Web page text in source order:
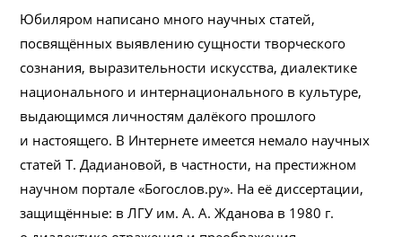
Юбиляром написано много научных статей,
посвящённых выявлению сущности творческого
сознания, выразительности искусства, диалектике
национального и интернационального в культуре,
выдающимся личностям далёкого прошлого
и настоящего. В Интернете имеется немало научных
статей Т. Дадиановой, в частности, на престижном
научном портале «Богослов.ру». На её диссертации,
защищённые: в ЛГУ им. А. А. Жданова в 1980 г.